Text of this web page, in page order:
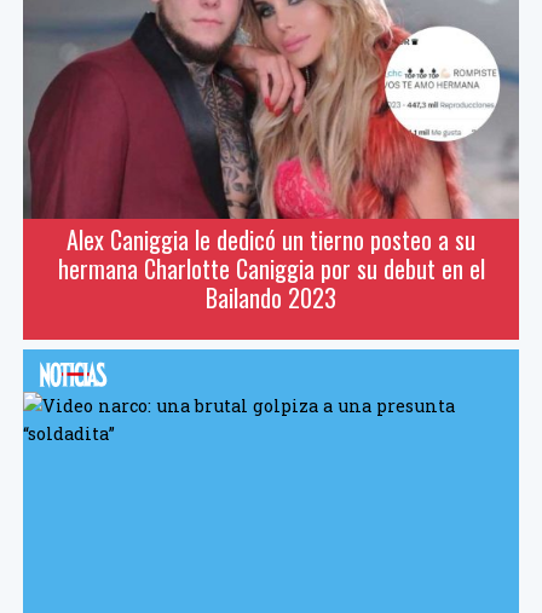
Alex Caniggia le dedicó un tierno posteo a su
hermana Charlotte Caniggia por su debut en el
Bailando 2023